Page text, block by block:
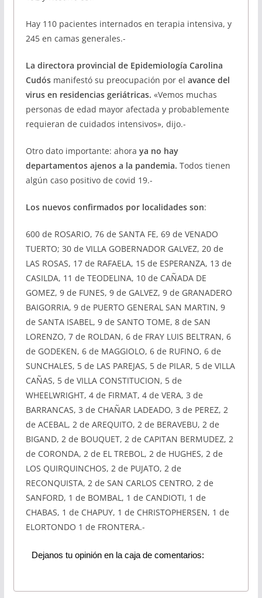
Hay 110 pacientes internados en terapia intensiva, y
245 en camas generales.-
La directora provincial de Epidemiología Carolina
Cudós manifestó su preocupación por el avance del
virus en residencias geriátricas. «Vemos muchas
personas de edad mayor afectada y probablemente
requieran de cuidados intensivos», dijo.-
Otro dato importante: ahora ya no hay
departamentos ajenos a la pandemia. Todos tienen
algún caso positivo de covid 19.-
Los nuevos confirmados por localidades son:
600 de ROSARIO, 76 de SANTA FE, 69 de VENADO
TUERTO; 30 de VILLA GOBERNADOR GALVEZ, 20 de
LAS ROSAS, 17 de RAFAELA, 15 de ESPERANZA, 13 de
CASILDA, 11 de TEODELINA, 10 de CAÑADA DE
GOMEZ, 9 de FUNES, 9 de GALVEZ, 9 de GRANADERO
BAIGORRIA, 9 de PUERTO GENERAL SAN MARTIN, 9
de SANTA ISABEL, 9 de SANTO TOME, 8 de SAN
LORENZO, 7 de ROLDAN, 6 de FRAY LUIS BELTRAN, 6
de GODEKEN, 6 de MAGGIOLO, 6 de RUFINO, 6 de
SUNCHALES, 5 de LAS PAREJAS, 5 de PILAR, 5 de VILLA
CAÑAS, 5 de VILLA CONSTITUCION, 5 de
WHEELWRIGHT, 4 de FIRMAT, 4 de VERA, 3 de
BARRANCAS, 3 de CHAÑAR LADEADO, 3 de PEREZ, 2
de ACEBAL, 2 de AREQUITO, 2 de BERAVEBU, 2 de
BIGAND, 2 de BOUQUET, 2 de CAPITAN BERMUDEZ, 2
de CORONDA, 2 de EL TREBOL, 2 de HUGHES, 2 de
LOS QUIRQUINCHOS, 2 de PUJATO, 2 de
RECONQUISTA, 2 de SAN CARLOS CENTRO, 2 de
SANFORD, 1 de BOMBAL, 1 de CANDIOTI, 1 de
CHABAS, 1 de CHAPUY, 1 de CHRISTOPHERSEN, 1 de
ELORTONDO 1 de FRONTERA.-
Dejanos tu opinión en la caja de comentarios: